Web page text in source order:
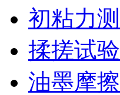
初粘力
揉搓试
油墨摩